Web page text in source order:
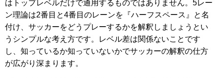
はトップレベルだけで通用するものではありません。5レー
ン理論は2番目と4番目のレーンを『ハーフスペース』と名
付け、サッカーをどうプレーするかを解釈しましょうとい
うシンプルな考え方です。レベル差は関係ないことです
し、知っているか知っていないかでサッカーの解釈の仕方
が広がり深まります。